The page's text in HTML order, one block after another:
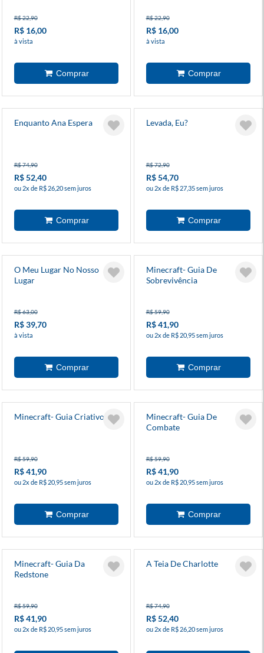
R$ 22,90
R$ 16,00
à vista
R$ 22,90
R$ 16,00
à vista
Enquanto Ana Espera
R$ 74,90
R$ 52,40
ou 2x de R$ 26,20 sem juros
Levada, Eu?
R$ 72,90
R$ 54,70
ou 2x de R$ 27,35 sem juros
O Meu Lugar No Nosso
Lugar
R$ 63,00
R$ 39,70
à vista
Minecraft- Guia De
Sobrevivência
R$ 59,90
R$ 41,90
ou 2x de R$ 20,95 sem juros
Minecraft- Guia Criativo
R$ 59,90
R$ 41,90
ou 2x de R$ 20,95 sem juros
Minecraft- Guia De
Combate
R$ 59,90
R$ 41,90
ou 2x de R$ 20,95 sem juros
Minecraft- Guia Da
Redstone
R$ 59,90
R$ 41,90
ou 2x de R$ 20,95 sem juros
A Teia De Charlotte
R$ 74,90
R$ 52,40
ou 2x de R$ 26,20 sem juros